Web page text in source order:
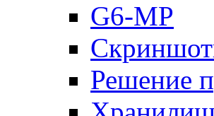
G6-MP
Решение